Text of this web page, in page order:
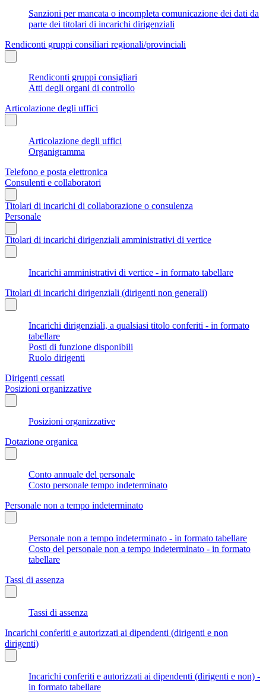
Sanzioni per mancata o incompleta comunicazione dei dati da
parte dei titolari di incarichi dirigenziali
Rendiconti gruppi consiliari regionali/provinciali
Rendiconti gruppi consigliari
Atti degli organi di controllo
Articolazione degli uffici
Articolazione degli uffici
Organigramma
Telefono e posta elettronica
Consulenti e collaboratori
Titolari di incarichi di collaborazione o consulenza
Personale
Titolari di incarichi dirigenziali amministrativi di vertice
Incarichi amministrativi di vertice - in formato tabellare
Titolari di incarichi dirigenziali (dirigenti non generali)
Incarichi dirigenziali, a qualsiasi titolo conferiti - in formato
tabellare
Posti di funzione disponibili
Ruolo dirigenti
Dirigenti cessati
Posizioni organizzative
Posizioni organizzative
Dotazione organica
Conto annuale del personale
Costo personale tempo indeterminato
Personale non a tempo indeterminato
Personale non a tempo indeterminato - in formato tabellare
Costo del personale non a tempo indeterminato - in formato
tabellare
Tassi di assenza
Tassi di assenza
Incarichi conferiti e autorizzati ai dipendenti (dirigenti e non
dirigenti)
Incarichi conferiti e autorizzati ai dipendenti (dirigenti e non) -
in formato tabellare